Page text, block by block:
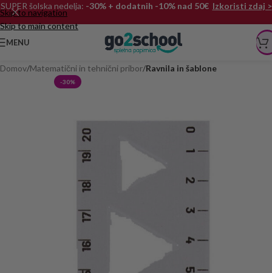
Skip to navigation
Skip to main content
SUPER šolska nedelja: -30% + dodatnih -10% nad 50€ Izkoristi zdaj >
MENU
Domov Matematični in tehnični pribor Ravnila in šablone
-30%